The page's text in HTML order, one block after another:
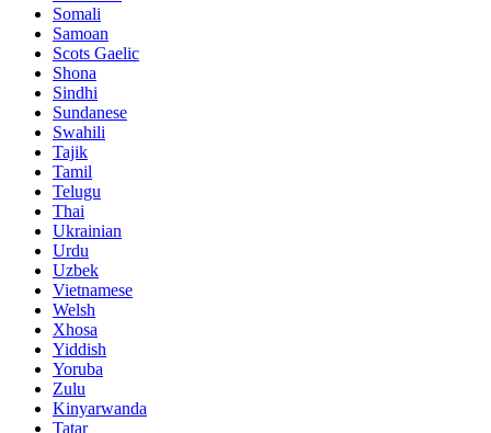
Somali
Samoan
Scots Gaelic
Shona
Sindhi
Sundanese
Swahili
Tajik
Tamil
Telugu
Thai
Ukrainian
Urdu
Uzbek
Vietnamese
Welsh
Xhosa
Yiddish
Yoruba
Zulu
Kinyarwanda
Tatar